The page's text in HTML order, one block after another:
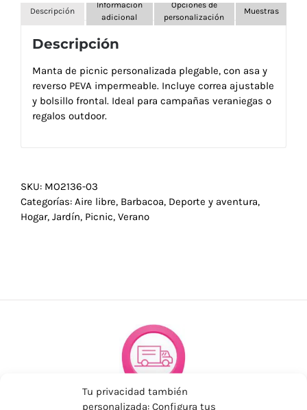
Tu privacidad también
personalizada: Configura tus
Descripción
Información
adicional
Opciones de
personalización
Muestras
Descripción
Manta de picnic personalizada plegable, con asa y
reverso PEVA impermeable. Incluye correa ajustable
y bolsillo frontal. Ideal para campañas veraniegas o
regalos outdoor.
SKU: MO2136-03
Categorías: Aire libre, Barbacoa, Deporte y aventura,
Hogar, Jardín, Picnic, Verano